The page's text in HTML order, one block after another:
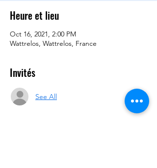
Heure et lieu
Oct 16, 2021, 2:00 PM
Wattrelos, Wattrelos, France
Invités
See All